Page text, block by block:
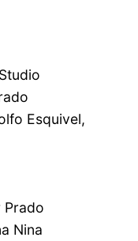
Esquivel,
Prado
Nina